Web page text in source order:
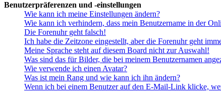
Benutzerpräferenzen und -einstellungen
Wie kann ich meine Einstellungen ändern?
Wie kann ich verhindern, dass mein Benutzername in der
Die Forenuhr geht falsch!
Ich habe die Zeitzone eingestellt, aber die Forenuhr geht
Meine Sprache steht auf diesem Board nicht zur Auswahl!
Was sind das für Bilder, die bei meinem Benutzernamen
Wie verwende ich einen Avatar?
Was ist mein Rang und wie kann ich ihn ändern?
Wenn ich bei einem Benutzer auf den E-Mail-Link klicke,